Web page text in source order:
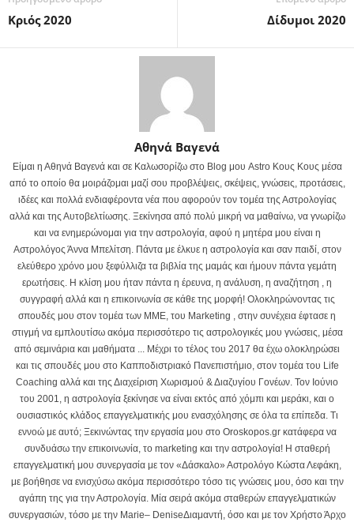
Κριός 2020 Δίδυμοι 2020
Αθηνά Βαγενά
Είμαι η Αθηνά Βαγενά και σε Καλωσορίζω στο Blog μου Astro Κους Κους μέσα
από το οποίο θα μοιράζομαι μαζί σου προβλέψεις, σκέψεις, γνώσεις, προτάσεις,
ιδέες και πολλά ενδιαφέροντα νέα που αφορούν τον τομέα της Αστρολογίας
αλλά και της Αυτοβελτίωσης. Ξεκίνησα από πολύ μικρή να μαθαίνω, να γνωρίζω
και να ενημερώνομαι για την αστρολογία, αφού η μητέρα μου είναι η
Αστρολόγος Άννα Μπελίτση. Πάντα με έλκυε η αστρολογία και σαν παιδί, στον
ελεύθερο χρόνο μου ξεφύλλιζα τα βιβλία της μαμάς και ήμουν πάντα γεμάτη
ερωτήσεις. Η κλίση μου ήταν πάντα η έρευνα, η ανάλυση, η αναζήτηση , η
συγγραφή αλλά και η επικοινωνία σε κάθε της μορφή! Ολοκληρώνοντας τις
σπουδές μου στον τομέα των ΜΜΕ, του Marketing , στην συνέχεια έφτασε η
στιγμή να εμπλουτίσω ακόμα περισσότερο τις αστρολογικές μου γνώσεις, μέσα
από σεμινάρια και μαθήματα ... Μέχρι το τέλος του 2017 θα έχω ολοκληρώσει
και τις σπουδές μου στο Καπποδιστριακό Πανεπιστήμιο, στον τομέα του Life
Coaching αλλά και της Διαχείριση Χωρισμού & Διαζυγίου Γονέων. Τον Ιούνιο
του 2001, η αστρολογία ξεκίνησε να είναι εκτός από χόμπι και μεράκι, και ο
ουσιαστικός κλάδος επαγγελματικής μου ενασχόλησης σε όλα τα επίπεδα. Τι
εννοώ με αυτό; Ξεκινώντας την εργασία μου στο Oroskopos.gr κατάφερα να
συνδυάσω την επικοινωνία, το marketing και την αστρολογία! Η σταθερή
επαγγελματική μου συνεργασία με τον «Δάσκαλο» Αστρολόγο Κώστα Λεφάκη,
με βοήθησε να ενισχύσω ακόμα περισσότερο τόσο τις γνώσεις μου, όσο και την
αγάπη της για την Αστρολογία. Μία σειρά ακόμα σταθερών επαγγελματικών
συνεργασιών, τόσο με την Marie– DeniseΔιαμαντή, όσο και με τον Χρήστο Άρχο